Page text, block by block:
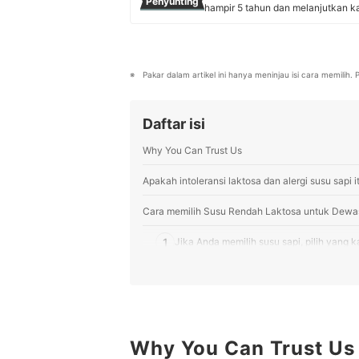
hampir 5 tahun dan melanjutkan
Pakar dalam artikel ini hanya meninjau isi cara memilih.
Daftar isi
Why You Can Trust Us
Apakah intoleransi laktosa dan alergi susu sapi
Cara memilih Susu Rendah Laktosa untuk
1 Jika Anda memilih susu sapi, pilih yang
Peringkat Susu Rendah Laktosa untuk Dewasa
Why You Can Trust Us